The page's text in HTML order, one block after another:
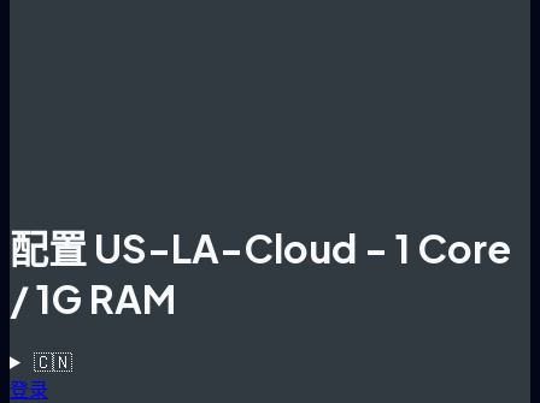
配置 US-LA-Cloud - 1 Core
/ 1G RAM
🇨🇳
登录